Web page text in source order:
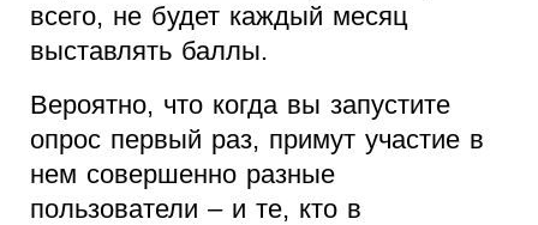
всего, не будет каждый месяц
выставлять баллы.
Вероятно, что когда вы запустите
опрос первый раз, примут участие в
нем совершенно разные
пользователи – и те, кто в